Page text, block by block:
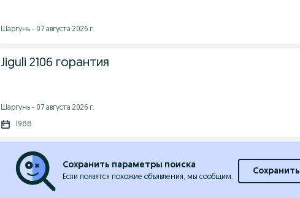
Шаргунь - 07 августа 2026 г.
Jiguli 2106 горантия
Шаргунь - 07 августа 2026 г.
1988
Сохранить параметры поиска
Если появятся похожие объявления, мы сообщим.
Сохранить